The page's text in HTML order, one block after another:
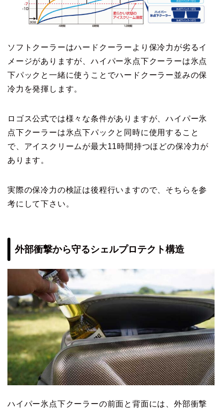
ソフトクーラーはハードクーラーより保冷力が劣るイ
メージがありますが、ハイパー氷点下クーラーは氷点
下パックと一緒に使うことでハードクーラー並みの保
冷力を発揮します。
ロゴス公式では様々な条件がありますが、ハイパー氷
点下クーラーは氷点下パックと同時に使用すること
で、アイスクリームが最大11時間持つほどの保冷力が
あります。
実際の保冷力の検証は後程行いますので、そちらを参
考にして下さい。
外部衝撃から守るシェルプロテクト構造
ハイパー氷点下クーラーの前面と背面には、外部衝撃